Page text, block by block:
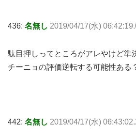
436: 名無し 2019/04/17(水)
駄目押しってところがアレやけど準
チーニョの評価逆転する可能性ある
442: 名無し 2019/04/17(水)